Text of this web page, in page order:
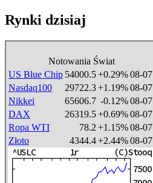
Rynki dzisiaj
Notowania Świat
US Blue Chip 54000.5+0.29%08-07
Nasdaq100
29722.3+1.19%08-07
Nikkei
65606.7 -0.12%08-07
DAX
26319.5+0.69%08-07
Ropa WTI
78.2 +1.15%08-07
Złoto
4344.4+2.44%08-07